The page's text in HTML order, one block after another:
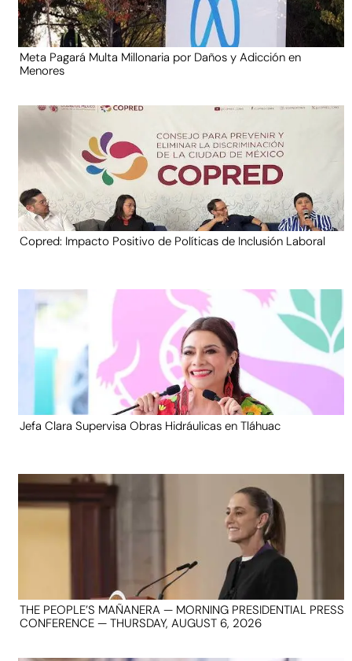
Meta Pagará Multa Millonaria por Daños y Adicción en
Menores
Copred: Impacto Positivo de Políticas de Inclusión Laboral
Jefa Clara Supervisa Obras Hidráulicas en Tláhuac
THE PEOPLE’S MAÑANERA — MORNING PRESIDENTIAL PRESS
CONFERENCE — THURSDAY, AUGUST 6, 2026